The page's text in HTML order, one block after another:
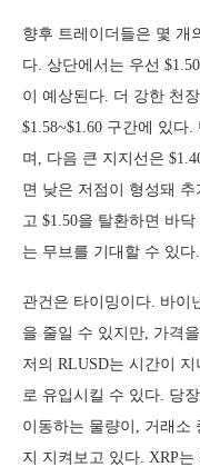
향후 트레이더들은 몇 개
다. 상단에서는 우선
이 예상된다. 더 강한 천
$1.58~$1.60 구간에 있다
며, 다음 큰 지지선은
면 낮은 저점이 형성돼 추
고 $1.50을 탈환하면 바
는 무브를 기대할 수 있다.
관건은 타이밍이다. 바이
을 줄일 수 있지만, 가격
저의 RLUSD는 시간이
로 유입시킬 수 있다. 당
이동하는 물량이, 거래소
지 지켜보고 있다. XRP